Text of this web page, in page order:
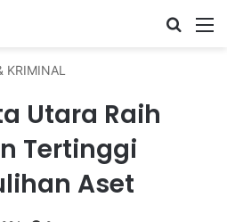
Cari ...
KRIMINAL
Utara Raih
Tertinggi
Aset